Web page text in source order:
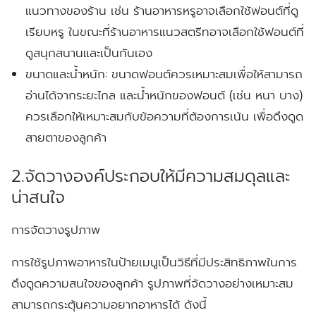
แนวทางของร้าน เช่น ร้านอาหารหรูอาจเลือกใช้ฟอนต์ที่ดู
เรียบหรู ในขณะที่ร้านอาหารแนวสตรีทอาจเลือกใช้ฟอนต์ที่
ดูสนุกสนานและเป็นกันเอง
ขนาดและน้ำหนัก:ขนาดฟอนต์ควรเหมาะสมเพื่อให้สามารถ
อ่านได้จากระยะไกล และน้ำหนักของฟอนต์ (เช่น หนา บาง)
ควรเลือกให้เหมาะสมกับข้อความที่ต้องการเน้น เพื่อดึงดูด
สายตาของลูกค้า
2.จัดวางองค์ประกอบให้มีความสมดุลและ
น่าสนใจ
การจัดวางรูปภาพ
การใช้รูปภาพอาหารในป้ายเมนูเป็นวิธีที่มีประสิทธิภาพในการ
ดึงดูดความสนใจของลูกค้า รูปภาพที่จัดวางอย่างเหมาะสม
สามารถกระตุ้นความอยากอาหารได้ ดังนี้